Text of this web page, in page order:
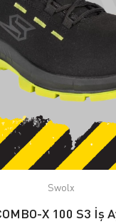
Swolx
X 100 S3 İş